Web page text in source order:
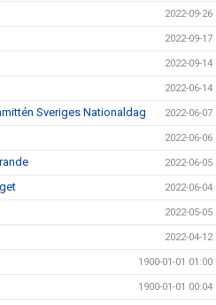
2022-09-26
2022-09-17
2022-09-14
2022-06-14
Sveriges Nationaldag 2022-06-07
2022-06-06
2022-06-05
2022-06-04
2022-05-05
2022-04-12
1900-01-01 01:00
1900-01-01 00:04